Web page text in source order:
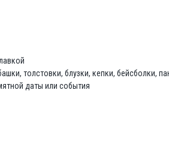
толстовки, блузки, кепки, бейсболки,
даты или события